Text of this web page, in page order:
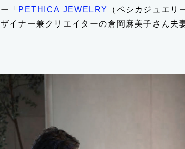
ー「 PETHICA JEWELRY
（ペシカジュエリ
ザイナー兼クリエイターの倉岡麻美子さん夫
灯台もと暮らしとは？
個人情報保護方針
運営会社